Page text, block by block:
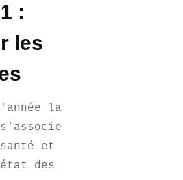
:
les
la
et
des